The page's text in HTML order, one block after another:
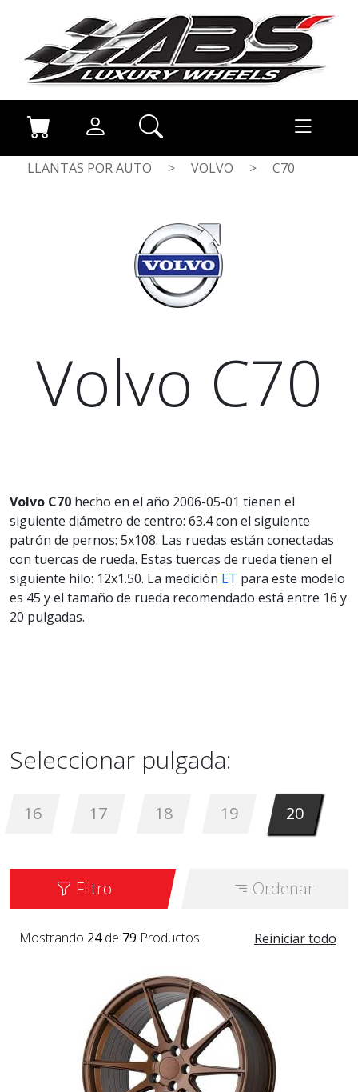
LLANTAS POR AUTO > VOLVO > C70
Volvo C70
Volvo C70 hecho en el año 2006-05-01 tienen el
siguiente diámetro de centro: 63.4 con el siguiente
patrón de pernos: 5x108. Las ruedas están conectadas
con tuercas de rueda. Estas tuercas de rueda tienen el
siguiente hilo: 12x1.50. La medición ET para este modelo
es 45 y el tamaño de rueda recomendado está entre 16 y
20 pulgadas.
Seleccionar pulgada:
16 17 18 19 20
Filtro Ordenar
Reiniciar todo
Mostrando 24de 79 Productos